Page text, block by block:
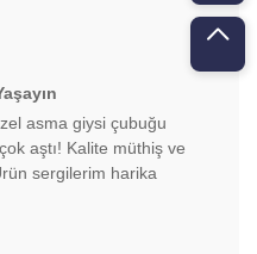
asma giysi çubuğu
aştı! Kalite müthiş ve
sergilerim harika